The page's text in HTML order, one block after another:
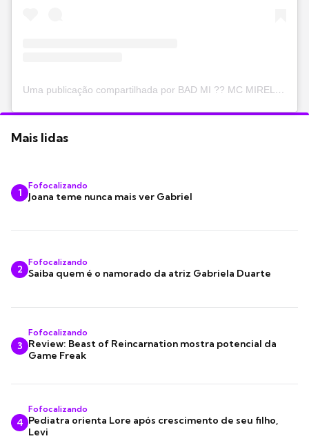
Uma publicação compartilhada por BAD MI ?? MC MIRELLA (@mirella)
Mais lidas
1
Fofocalizando
Joana teme nunca mais ver Gabriel
2
Fofocalizando
Saiba quem é o namorado da atriz Gabriela Duarte
3
Fofocalizando
Review: Beast of Reincarnation mostra potencial da
Game Freak
4
Fofocalizando
Pediatra orienta Lore após crescimento de seu filho,
Levi